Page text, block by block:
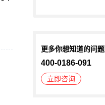
更多你想知道的问
400-0186-091
立即咨询